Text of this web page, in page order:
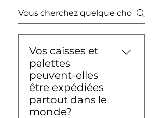
Vos caisses et
palettes
peuvent-elles
être expédiées
partout dans le
monde?